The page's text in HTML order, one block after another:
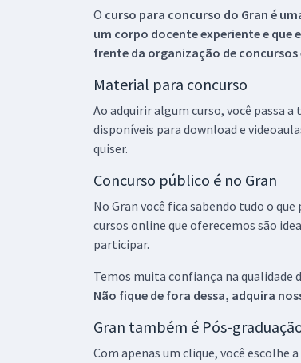
O curso para concurso do Gran é
um corpo docente experiente e que
frente da organização de
Material para concurso
Ao adquirir algum curso, você passa
disponíveis para download e
quiser.
Concurso público é no Gran
No Gran você fica sabendo tudo o
cursos online que oferecemos são
participar.
Temos muita confiança na qualidade
Não fique de fora dessa, adquira
Gran também é Pós-
Com apenas um clique, você escolhe